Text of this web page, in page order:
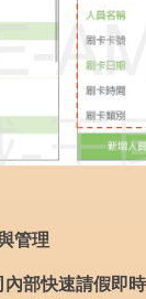
管理
部快速請假即